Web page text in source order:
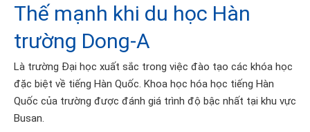
Thế mạnh khi du học Hàn
trường Dong-A
Là trường Đại học xuất sắc trong việc đào tạo các khóa học
đặc biệt về tiếng Hàn Quốc. Khoa học hóa học tiếng Hàn
Quốc của trường được đánh giá trình độ bậc nhất tại khu vực
Busan.